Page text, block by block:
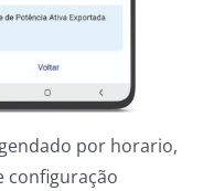
por horario,
configuração